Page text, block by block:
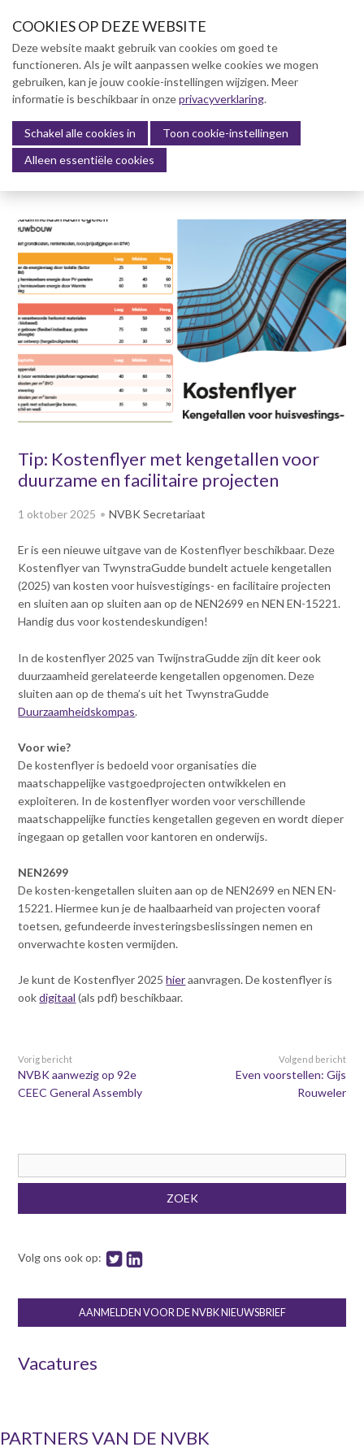
J
u
m
p
t
o
n
a
v
i
g
o
J
m
p
t
o
m
n
c
o
t
e
n
t
Menu
Tip: Kostenflyer met kengetallen voor
duurzame en facilitaire projecten
1 oktober 2025 NVBK Secretariaat
Er is een nieuwe uitgave van de Kostenflyer beschikbaar. Deze
Kostenflyer van TwynstraGudde bundelt actuele kengetallen
(2025) van kosten voor huisvestigings- en facilitaire projecten
en sluiten aan op sluiten aan op de NEN2699 en NEN EN-15221.
Handig dus voor kostendeskundigen!
In de kostenflyer 2025 van TwijnstraGudde zijn dit keer ook
duurzaamheid gerelateerde kengetallen opgenomen. Deze
sluiten aan op de thema’s uit het TwynstraGudde
Duurzaamheidskompas.
Voor wie?
De kostenflyer is bedoeld voor organisaties die
maatschappelijke vastgoedprojecten ontwikkelen en
exploiteren. In de kostenflyer worden voor verschillende
maatschappelijke functies kengetallen gegeven en wordt dieper
ingegaan op getallen voor kantoren en onderwijs.
NEN2699
De kosten-kengetallen sluiten aan op de NEN2699 en NEN EN-
15221. Hiermee kun je de haalbaarheid van projecten vooraf
toetsen, gefundeerde investeringsbeslissingen nemen en
onverwachte kosten vermijden.
Je kunt de Kostenflyer 2025hieraanvragen. De kostenflyer is
ookdigitaal (als pdf) beschikbaar.
Vorig bericht
NVBK aanwezig op 92e
CEEC General Assembly
Volgend bericht
Even voorstellen: Gijs
Rouweler
ZOEK
Volg ons ook op:
AANMELDEN VOOR DE NVBK NIEUWSBRIEF
Vacatures
PARTNERS VAN DE NVBK
Over NVBK
NVBK Leden
Lidmaatschap
Kennisbank
Dag van de Bouwkosten 2025
Kostenmanagement Bouw &
Infra (KM)
ABK-model 2023
Boek Levensduurkosten –
Slim investeren, lang
profiteren
Dag van de
Bouwkostendeskundige 2024
Dag van de
november 2023
Vernieuwde boek
Publicatiereeks
Nieuwsbrieven
Nieuwsarchief
Artikelen
Columns Bernd Karstenberg
Opleiding & Carrière
Actualiteit
Inloggen mijn NVBK
Contact
Zoek
Inloggen
COOKIES OP DEZE WEBSITE
Deze website maakt gebruik van cookies om goed te
functioneren. Als je wilt aanpassen welke cookies we mogen
gebruiken, kan je jouw cookie-instellingen wijzigen. Meer
informatie is beschikbaar in onzeprivacyverklaring.
Schakel alle cookies in
Toon cookie-instellingen
Alleen essentiële cookies